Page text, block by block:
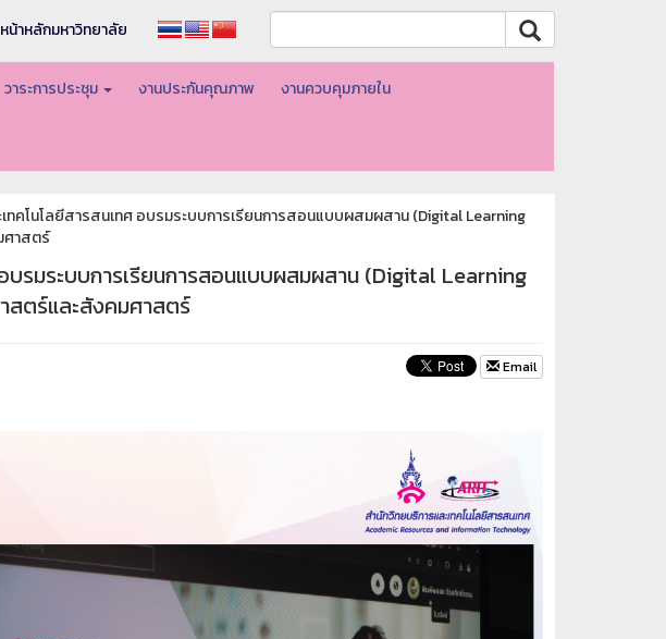
หน้าหลักมหาวิทยาลัย
วาระการประชุม งานประกันคุณภาพ งานควบคุมภายใน
ทคโนโลยีสารสนเทศ อบรมระบบการเรียนการสอนแบบผสมผสาน (Digital Learning
าสตร์
บรมระบบการเรียนการสอนแบบผสมผสาน (Digital Learning
ตร์และสังคมศาสตร์
Email